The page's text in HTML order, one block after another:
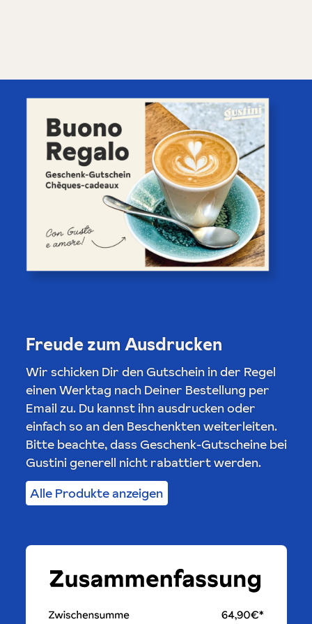
Freude zum Ausdrucken
Wir schicken Dir den Gutschein in der Regel
einen Werktag nach Deiner Bestellung per
Email zu. Du kannst ihn ausdrucken oder
einfach so an den Beschenkten weiterleiten.
Bitte beachte, dass Geschenk-Gutscheine bei
Gustini generell nicht rabattiert werden.
Alle Produkte anzeigen